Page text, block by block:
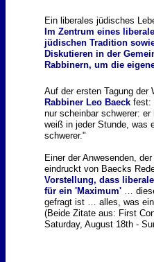
Ein liberales jüdisches
Im Zentrum eines
jüdischen Tradition
Diskutieren in der
Rabbinern, um die
Auf der ersten Tagung der
Rabbiner Leo Baeck fest:
nur scheinbar schwerer:
weiß in jeder Stunde, was
schwerer."
Einer der Anwesenden,
eindruckt von Baecks
Vorstellung, dass
für ein 'Maximum' …
gefragt ist … alles, was
(Beide Zitate aus: First
Saturday, August 18th -